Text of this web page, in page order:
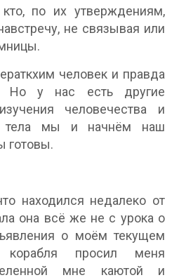
по их утверждениям,
не связывая или
человек и правда
Но у нас есть другие
человечества и
тела мы и начнём наш
готовы.
находился недалеко от
она всё же не с урока о
о моём текущем
корабля просил меня
мне каютой и